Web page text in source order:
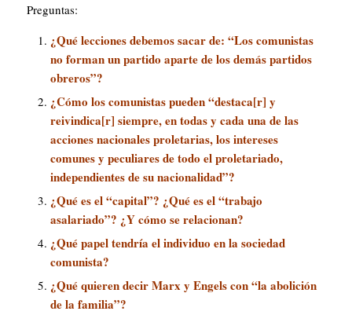
Preguntas:
¿Qué lecciones debemos sacar de: “Los comunistas
no forman un partido aparte de los demás partidos
obreros”?
¿Cómo los comunistas pueden “destaca[r] y
reivindica[r] siempre, en todas y cada una de las
acciones nacionales proletarias, los intereses
comunes y peculiares de todo el proletariado,
independientes de su nacionalidad”?
¿Qué es el “capital”? ¿Qué es el “trabajo
asalariado”? ¿Y cómo se relacionan?
¿Qué papel tendría el individuo en la sociedad
comunista?
¿Qué quieren decir Marx y Engels con “la abolición
de la familia”?